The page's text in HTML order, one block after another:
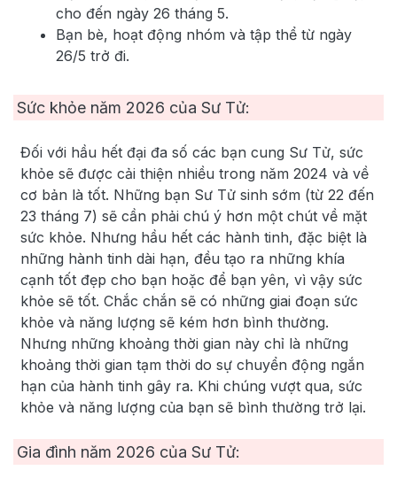
cho đến ngày 26 tháng 5.
Bạn bè, hoạt động nhóm và tập thể từ ngày
26/5 trở đi.
Sức khỏe năm 2026 của Sư Tử:
Đối với hầu hết đại đa số các bạn cung Sư Tử, sức
khỏe sẽ được cải thiện nhiều trong năm 2024 và về
cơ bản là tốt. Những bạn Sư Tử sinh sớm (từ 22 đến
23 tháng 7) sẽ cần phải chú ý hơn một chút về mặt
sức khỏe. Nhưng hầu hết các hành tinh, đặc biệt là
những hành tinh dài hạn, đều tạo ra những khía
cạnh tốt đẹp cho bạn hoặc để bạn yên, vì vậy sức
khỏe sẽ tốt. Chắc chắn sẽ có những giai đoạn sức
khỏe và năng lượng sẽ kém hơn bình thường.
Nhưng những khoảng thời gian này chỉ là những
khoảng thời gian tạm thời do sự chuyển động ngắn
hạn của hành tinh gây ra. Khi chúng vượt qua, sức
khỏe và năng lượng của bạn sẽ bình thường trở lại.
Gia đình năm 2026 của Sư Tử: